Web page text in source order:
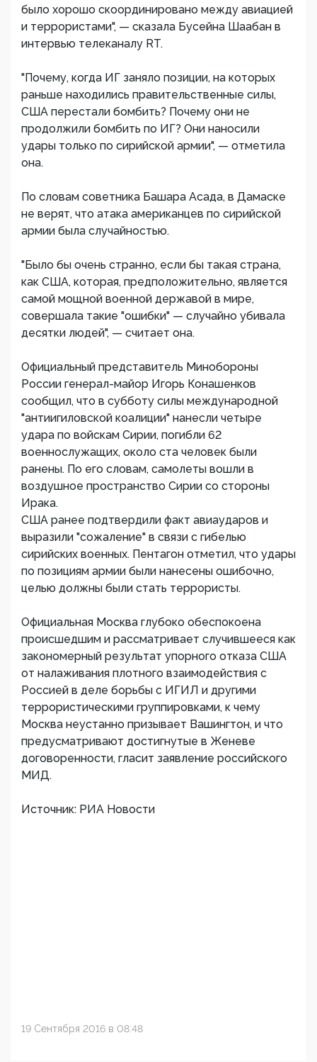
было хорошо скоординировано между авиацией
и террористами", — сказала Бусейна Шаабан в
интервью телеканалу RT.
"Почему, когда ИГ заняло позиции, на которых
раньше находились правительственные силы,
США перестали бомбить? Почему они не
продолжили бомбить по ИГ? Они наносили
удары только по сирийской армии", — отметила
она.
По словам советника Башара Асада, в Дамаске
не верят, что атака американцев по сирийской
армии была случайностью.
"Было бы очень странно, если бы такая страна,
как США, которая, предположительно, является
самой мощной военной державой в мире,
совершала такие "ошибки" — случайно убивала
десятки людей", — считает она.
Официальный представитель Минобороны
России генерал-майор Игорь Конашенков
сообщил, что в субботу силы международной
"антиигиловской коалиции" нанесли четыре
удара по войскам Сирии, погибли 62
военнослужащих, около ста человек были
ранены. По его словам, самолеты вошли в
воздушное пространство Сирии со стороны
Ирака.
США ранее подтвердили факт авиаударов и
выразили "сожаление" в связи с гибелью
сирийских военных. Пентагон отметил, что удары
по позициям армии были нанесены ошибочно,
целью должны были стать террористы.
Официальная Москва глубоко обеспокоена
происшедшим и рассматривает случившееся как
закономерный результат упорного отказа США
от налаживания плотного взаимодействия с
Россией в деле борьбы с ИГИЛ и другими
террористическими группировками, к чему
Москва неустанно призывает Вашингтон, и что
предусматривают достигнутые в Женеве
договоренности, гласит заявление российского
МИД.
Источник: РИА Новости
19 Сентября 2016 в 08:48